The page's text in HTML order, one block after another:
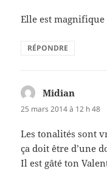
Elle est magnifique
RÉPONDRE
Midian
25 mars 2014 à 12 h 48
Les tonalités sont
ça doit être d’une
Il est gâté ton